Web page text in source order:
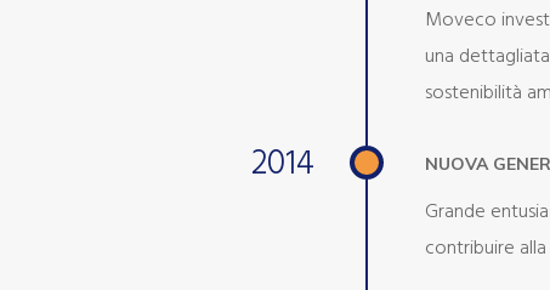
Moveco
una
sostenibilità
2014 NUOVA
Grande
contribuire